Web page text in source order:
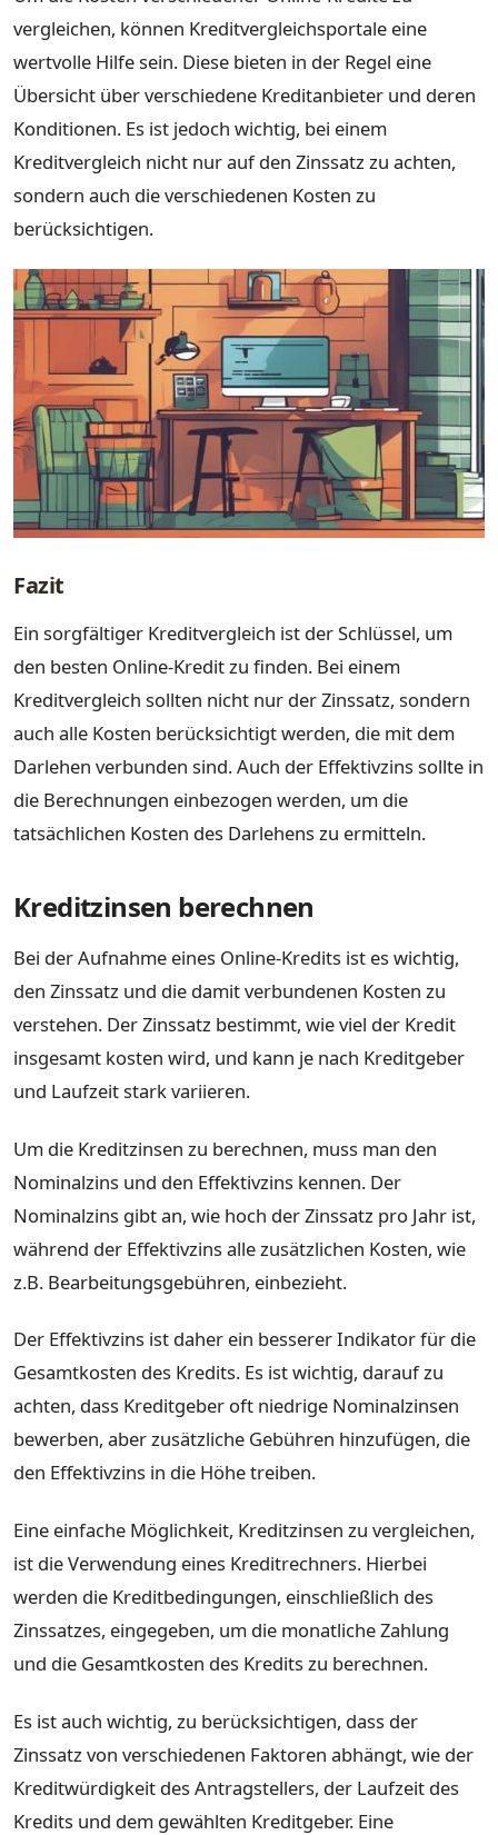
vergleichen, können Kreditvergleichsportale eine
wertvolle Hilfe sein. Diese bieten in der Regel eine
Übersicht über verschiedene Kreditanbieter und deren
Konditionen. Es ist jedoch wichtig, bei einem
Kreditvergleich nicht nur auf den Zinssatz zu achten,
sondern auch die verschiedenen Kosten zu
berücksichtigen.
Fazit
Ein sorgfältiger Kreditvergleich ist der Schlüssel, um
den besten Online-Kredit zu finden. Bei einem
Kreditvergleich sollten nicht nur der Zinssatz, sondern
auch alle Kosten berücksichtigt werden, die mit dem
Darlehen verbunden sind. Auch der Effektivzins sollte in
die Berechnungen einbezogen werden, um die
tatsächlichen Kosten des Darlehens zu ermitteln.
Kreditzinsen berechnen
Bei der Aufnahme eines Online-Kredits ist es wichtig,
den Zinssatz und die damit verbundenen Kosten zu
verstehen. Der Zinssatz bestimmt, wie viel der Kredit
insgesamt kosten wird, und kann je nach Kreditgeber
und Laufzeit stark variieren.
Um die Kreditzinsen zu berechnen, muss man den
Nominalzins und den Effektivzins kennen. Der
Nominalzins gibt an, wie hoch der Zinssatz pro Jahr ist,
während der Effektivzins alle zusätzlichen Kosten, wie
z.B. Bearbeitungsgebühren, einbezieht.
Der Effektivzins ist daher ein besserer Indikator für die
Gesamtkosten des Kredits. Es ist wichtig, darauf zu
achten, dass Kreditgeber oft niedrige Nominalzinsen
bewerben, aber zusätzliche Gebühren hinzufügen, die
den Effektivzins in die Höhe treiben.
Eine einfache Möglichkeit, Kreditzinsen zu vergleichen,
ist die Verwendung eines Kreditrechners. Hierbei
werden die Kreditbedingungen, einschließlich des
Zinssatzes, eingegeben, um die monatliche Zahlung
und die Gesamtkosten des Kredits zu berechnen.
Es ist auch wichtig, zu berücksichtigen, dass der
Zinssatz von verschiedenen Faktoren abhängt, wie der
Kreditwürdigkeit des Antragstellers, der Laufzeit des
Kredits und dem gewählten Kreditgeber. Eine